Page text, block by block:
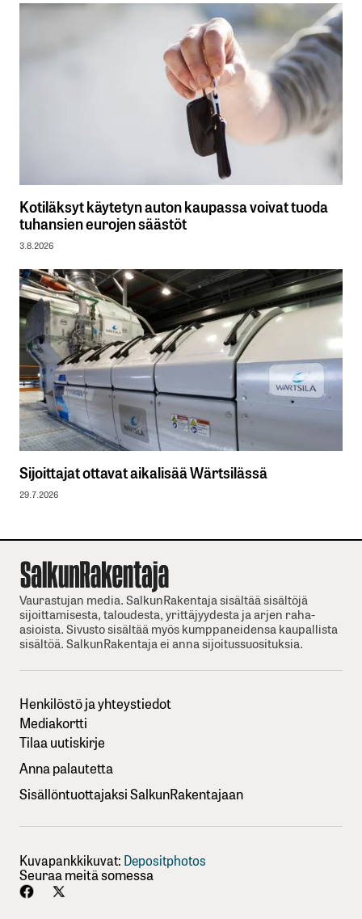
Kotiläksyt käytetyn auton kaupassa voivat tuoda
tuhansien eurojen säästöt
3.8.2026
Sijoittajat ottavat aikalisää Wärtsilässä
29.7.2026
Vaurastujan media. SalkunRakentaja sisältää sisältöjä
sijoittamisesta, taloudesta, yrittäjyydesta ja arjen raha-
asioista. Sivusto sisältää myös kumppaneidensa kaupallista
sisältöä. SalkunRakentaja ei anna sijoitussuosituksia.
Henkilöstö ja yhteystiedot
Mediakortti
Tilaa uutiskirje
Anna palautetta
Sisällöntuottajaksi SalkunRakentajaan
Kuvapankkikuvat: Depositphotos
Seuraa meitä somessa